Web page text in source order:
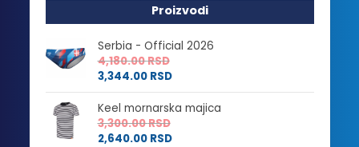
Proizvodi
Serbia - Official 2026
4,180.00RSD
3,344.00 RSD
Keel mornarska majica
3,300.00RSD
2,640.00 RSD